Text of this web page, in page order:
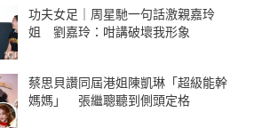
功夫女足｜周星馳一句話激親嘉玲
姐 劉嘉玲：咁講破壞我形象
蔡思貝讚同屆港姐陳凱琳「超級能幹
媽媽」 張繼聰聽到側頭定格